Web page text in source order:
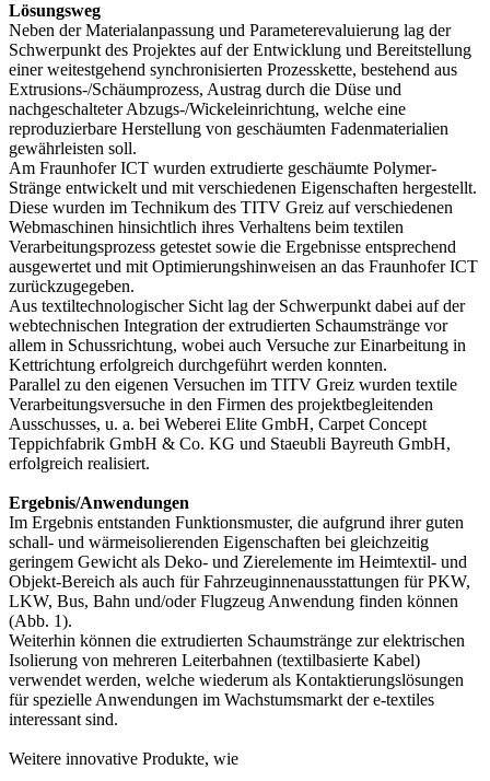
Lösungsweg
Neben der Materialanpassung und Parameterevaluierung lag der
Schwerpunkt des Projektes auf der Entwicklung und Bereitstellung
einer weitestgehend synchronisierten Prozesskette, bestehend aus
Extrusions-/Schäumprozess, Austrag durch die Düse und
nachgeschalteter Abzugs-/Wickeleinrichtung, welche eine
reproduzierbare Herstellung von geschäumten Fadenmaterialien
gewährleisten soll.
Am Fraunhofer ICT wurden extrudierte geschäumte Polymer-
Stränge entwickelt und mit verschiedenen Eigenschaften hergestellt.
Diese wurden im Technikum des TITV Greiz auf verschiedenen
Webmaschinen hinsichtlich ihres Verhaltens beim textilen
Verarbeitungsprozess getestet sowie die Ergebnisse entsprechend
ausgewertet und mit Optimierungshinweisen an das Fraunhofer ICT
zurückzugegeben.
Aus textiltechnologischer Sicht lag der Schwerpunkt dabei auf der
webtechnischen Integration der extrudierten Schaumstränge vor
allem in Schussrichtung, wobei auch Versuche zur Einarbeitung in
Kettrichtung erfolgreich durchgeführt werden konnten.
Parallel zu den eigenen Versuchen im TITV Greiz wurden textile
Verarbeitungsversuche in den Firmen des projektbegleitenden
Ausschusses, u. a. bei Weberei Elite GmbH, Carpet Concept
Teppichfabrik GmbH & Co. KG und Staeubli Bayreuth GmbH,
erfolgreich realisiert.
Ergebnis/Anwendungen
Im Ergebnis entstanden Funktionsmuster, die aufgrund ihrer guten
schall- und wärmeisolierenden Eigenschaften bei gleichzeitig
geringem Gewicht als Deko- und Zierelemente im Heimtextil‑ und
Objekt-Bereich als auch für Fahrzeuginnenausstattungen für PKW,
LKW, Bus, Bahn und/oder Flugzeug Anwendung finden können
(Abb. 1).
Weiterhin können die extrudierten Schaumstränge zur elektrischen
Isolierung von mehreren Leiterbahnen (textilbasierte Kabel)
verwendet werden, welche wiederum als Kontaktierungslösungen
für spezielle Anwendungen im Wachstumsmarkt der e-textiles
interessant sind.
Weitere innovative Produkte, wie